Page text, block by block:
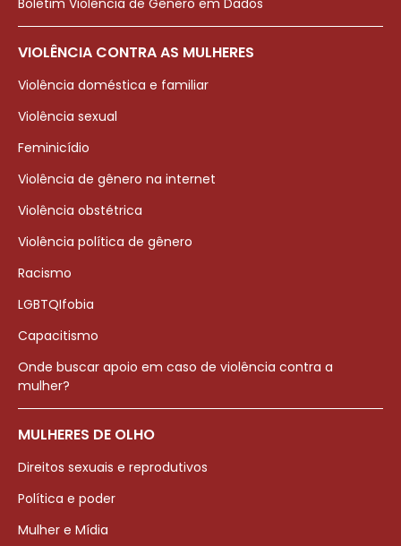
Boletim Violência de Gênero em Dados
VIOLÊNCIA CONTRA AS MULHERES
Violência doméstica e familiar
Violência sexual
Feminicídio
Violência de gênero na internet
Violência obstétrica
Violência política de gênero
Racismo
LGBTQIfobia
Capacitismo
Onde buscar apoio em caso de violência contra a
mulher?
MULHERES DE OLHO
Direitos sexuais e reprodutivos
Política e poder
Mulher e Mídia